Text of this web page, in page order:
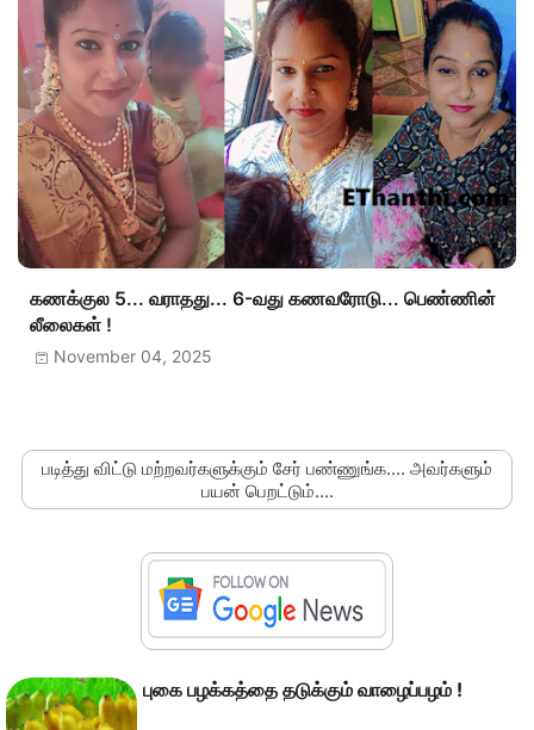
கணக்குல 5... வராதது... 6-வது கணவரோடு... பெண்ணின்
லீலைகள் !
November 04, 2025
படித்து விட்டு மற்றவர்களுக்கும் சேர் பண்ணுங்க.... அவர்களும்
பயன் பெறட்டும்....
புகை பழக்கத்தை தடுக்கும் வாழைப்பழம் !